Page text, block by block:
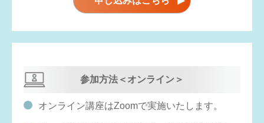
参加方法＜オンライン＞
オンライン講座はZoomで実施いたします。